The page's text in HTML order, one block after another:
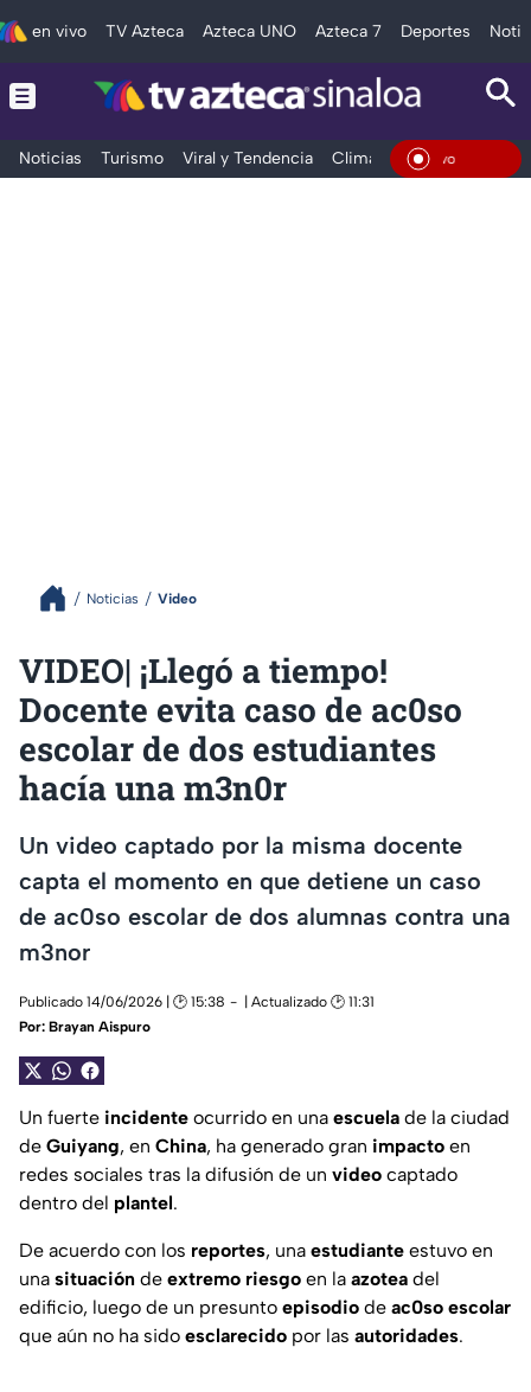
en vivo TV Azteca Azteca UNO Azteca 7 Deportes
Noticias Turismo Viral y Tendencia Clima Deportes En
Noticias Video
VIDEO| ¡Llegó a tiempo!
Docente evita caso de ac0so
escolar de dos estudiantes
hacía una m3n0r
Un video captado por la misma docente
capta el momento en que detiene un caso
de ac0so escolar de dos alumnas contra una
m3nor
Publicado 14/06/2026 | 🕑 15:38
| Actualizado 🕑 11:31
Por: Brayan Aispuro
Un fuerte incidente ocurrido en una escuela de la ciudad
de Guiyang, en China, ha generado gran impacto en
redes sociales tras la difusión de un video captado
dentro del plantel.
De acuerdo con los reportes, una estudiante estuvo en
una situación de extremo riesgo en la azotea del
edificio, luego de un presunto episodio de ac0so escolar
que aún no ha sido esclarecido por las autoridades.